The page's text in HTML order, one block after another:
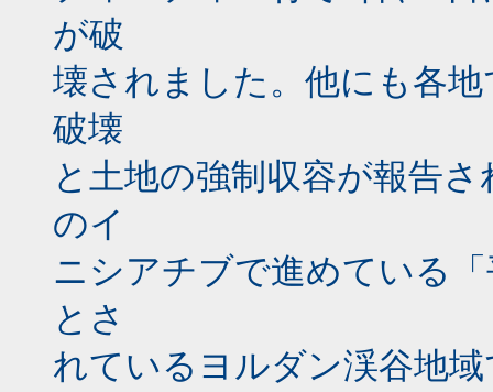
が破
壊されました。他にも各
破壊
と土地の強制収容が報告
のイ
ニシアチブで進めている
とさ
れているヨルダン渓谷地